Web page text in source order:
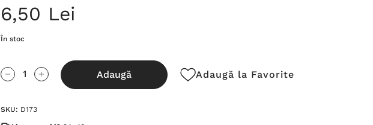
6,50 Lei
În stoc
Grăbește-
te!
curent
Cantitate scăzută:Cantitate Crescută:
Adaugă Adaugă la Favorite
SKU: D173